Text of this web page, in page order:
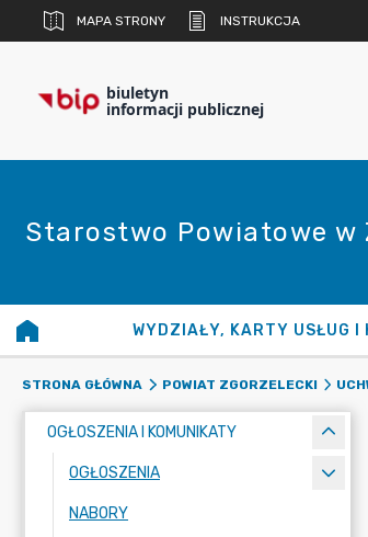
MAPA STRONY INSTRUKCJA
biuletyn
informacji publicznej
Starostwo Powiatowe w
WYDZIAŁY, KARTY USŁUG I
STRONA GŁÓWNA POWIAT ZGORZELECKI
OGŁOSZENIA I KOMUNIKATY
OGŁOSZENIA
NABORY